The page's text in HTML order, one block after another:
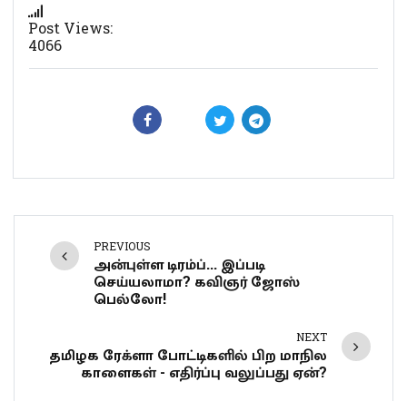
Post Views:
4066
PREVIOUS
அன்புள்ள டிரம்ப்... இப்படி
செய்யலாமா? கவிஞர் ஜோஸ்
பெல்லோ!
NEXT
தமிழக ரேக்ளா போட்டிகளில் பிற மாநில
காளைகள் - எதிர்ப்பு வலுப்பது ஏன்?